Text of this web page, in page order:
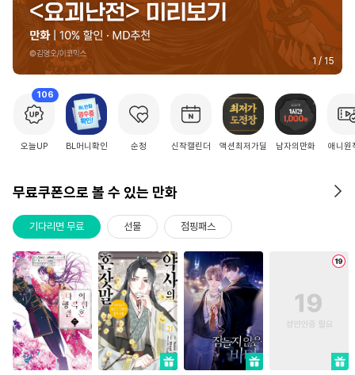
2 / 15
106
오늘UP BL머니확인 순정 신작캘린더 액션최저가딜 남자의만화 애니원
무료쿠폰으로 볼 수 있는 만화
기다리면 무료 선물 점핑패스